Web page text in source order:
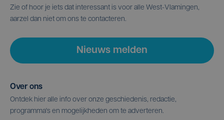
Zie of hoor je iets dat interessant is voor alle West-Vlamingen,
aarzel dan niet om ons te contacteren.
Nieuws melden
Over ons
Ontdek hier alle info over onze geschiedenis, redactie,
programma's en mogelijkheden om te adverteren.